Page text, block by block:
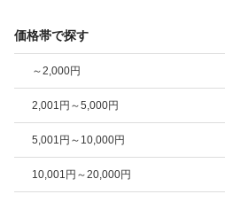
価格帯で探す
～2,000円
2,001円～5,000円
5,001円～10,000円
10,001円～20,000円